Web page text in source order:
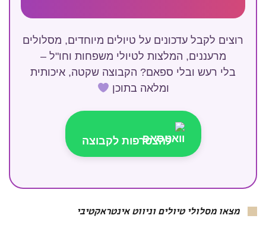
רוצים לקבל עדכונים על טיולים מיוחדים, מסלולים
מרעננים, המלצות לטיולי משפחות וחו"ל –
בלי רעש ובלי ספאם? הקבוצה שקטה, איכותית
ומלאה בתוכן
להצטרפות לקבוצה
מצאו מסלולי טיולים וניווט אינטראקטיבי